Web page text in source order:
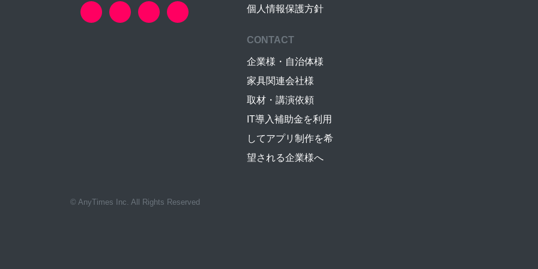
個人情報保護方針
CONTACT
企業様・自治体様
家具関連会社様
取材・講演依頼
IT導入補助金を利用
してアプリ制作を希
望される企業様へ
© AnyTimes Inc. All Rights Reserved